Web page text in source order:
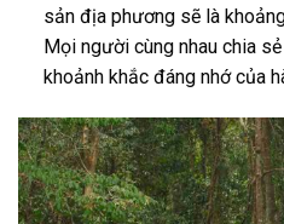
sản địa phương sẽ là
Mọi người cùng nhau chia
khoảnh khắc đáng nhớ của